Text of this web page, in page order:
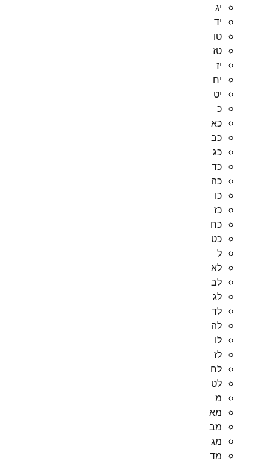
יג
יד
טו
טז
יז
יח
יט
כ
כא
כב
כג
כד
כה
כו
כז
כח
כט
ל
לא
לב
לג
לד
לה
לו
לז
לח
לט
מ
מא
מב
מג
מד